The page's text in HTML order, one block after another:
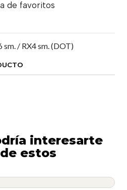
de favoritos
/ RX4 sm. (DOT)
interesarte
estos